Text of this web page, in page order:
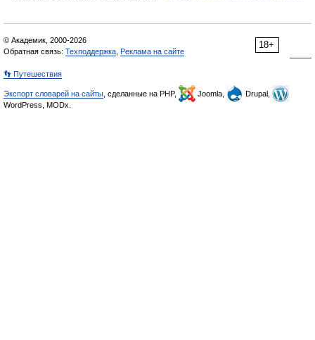
18+
© Академик, 2000-2026
Обратная связь: Техподдержка Реклама на сайте
👣 Путешествия
Экспорт словарей на сайты , сделанные на PHP, Joomla,
Drupal,
WordPress, MODx.